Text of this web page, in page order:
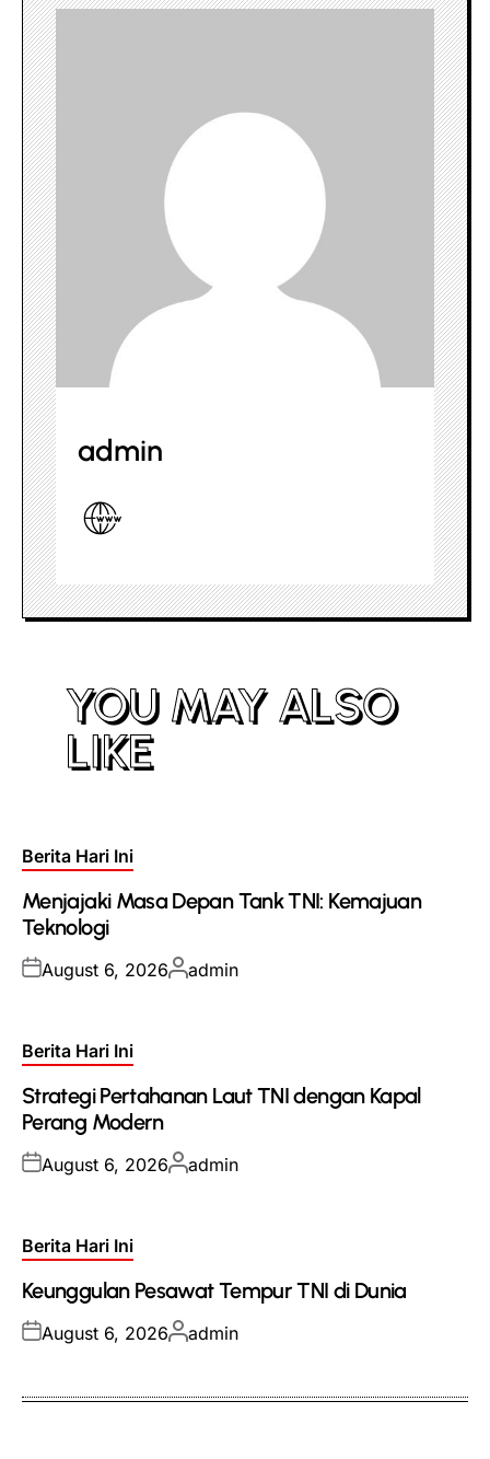
admin
YOU MAY ALSO
LIKE
Posted
Berita Hari Ini
Menjajaki Masa Depan Tank TNI: Kemajuan
Teknologi
Posted
August 6, 2026Posted
admin
Posted
Berita Hari Ini
Strategi Pertahanan Laut TNI dengan Kapal
Perang Modern
Posted
August 6, 2026Posted
admin
Posted
Berita Hari Ini
Keunggulan Pesawat Tempur TNI di Dunia
Posted
August 6, 2026Posted
admin